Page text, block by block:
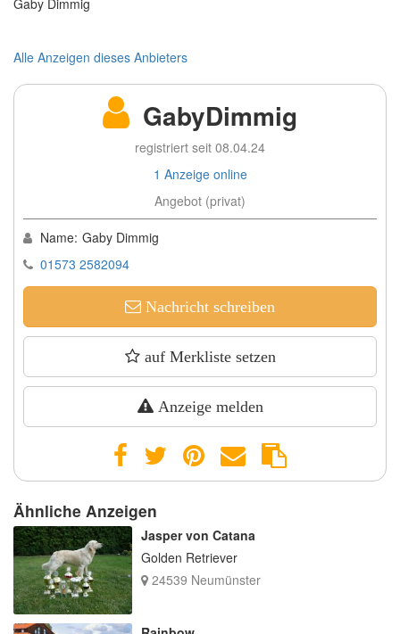
Alle Anzeigen dieses Anbieters
GabyDimmig
registriert seit 08.04.24
1 Anzeige online
Angebot (privat)
Name: Gaby Dimmig
01573 2582094
Nachricht schreiben
auf Merkliste setzen
Anzeige melden
Ähnliche Anzeigen
Jasper von Catana
Golden Retriever
24539 Neumünster